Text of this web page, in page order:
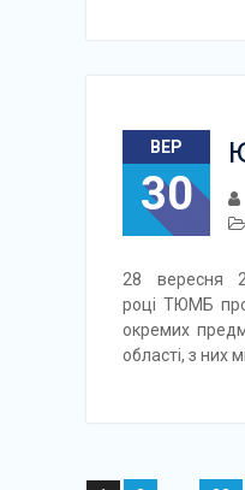
ВЕР
30
28 вересня
році ТЮМБ
окремих
області, з них
Навігація